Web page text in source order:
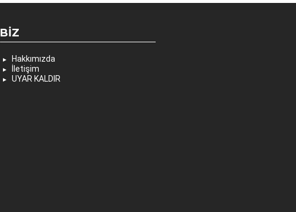
BIZ
Hakkımızda
İletişim
UYAR KALDIR